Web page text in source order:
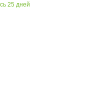
25 дней